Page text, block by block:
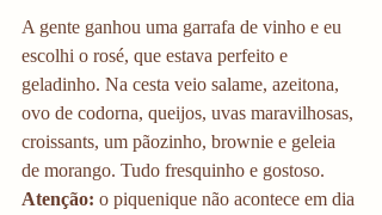
A gente ganhou uma garrafa de vinho e eu
escolhi o rosé, que estava perfeito e
geladinho. Na cesta veio salame, azeitona,
ovo de codorna, queijos, uvas maravilhosas,
croissants, um pãozinho, brownie e geleia
de morango. Tudo fresquinho e gostoso.
Atenção: o piquenique não acontece em dia